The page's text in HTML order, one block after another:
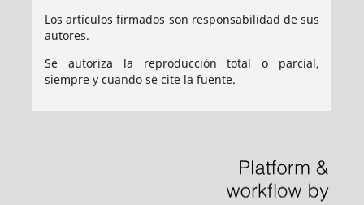
Los artículos firmados son responsabilidad de sus
autores.
Se autoriza la reproducción total o parcial,
siempre y cuando se cite la fuente.